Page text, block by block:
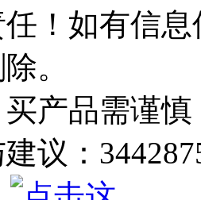
！如有信
。
买产品需谨慎
议：